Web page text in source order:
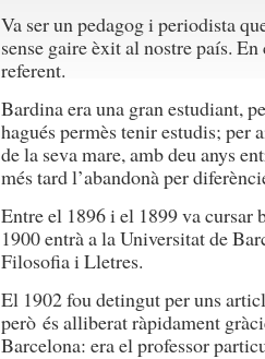
Va ser un pedagog i periodista
sense gaire èxit al nostre país.
referent.
Bardina era una gran estudiant,
hagués permès tenir estudis; per
de la seva mare, amb deu anys
més tard l’abandonà per
Entre el 1896 i el 1899 va
1900 entrà a la Universitat de
Filosofia i Lletres.
El 1902 fou detingut per uns
però és alliberat ràpidament
Barcelona: era el professor